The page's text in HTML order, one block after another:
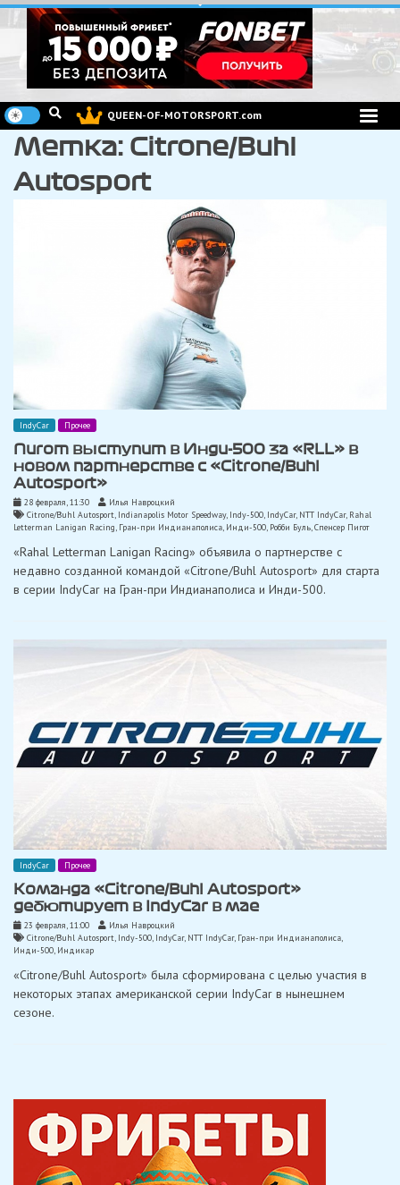
Перейти
к
содержимому
QUEEN-OF-MOTORSPORT.com
Метка: Citrone/Buhl
Autosport
IndyCar Прочее
Пигот выступит в Инди-500 за «RLL» в
новом партнерстве с «Citrone/Buhl
Autosport»
28 февраля, 11:30
Илья Навроцкий
Citrone/Buhl Autosport, Indianapolis Motor Speedway, Indy-500, IndyCar, NTT IndyCar, Rahal
Letterman Lanigan Racing, Гран-при Индианаполиса, Инди-500, Робби Буль,Спенсер Пигот
«Rahal Letterman Lanigan Racing» объявила о партнерстве с
недавно созданной командой «Citrone/Buhl Autosport» для старта
в серии IndyCar на Гран-при Индианаполиса и Инди-500.
IndyCar Прочее
Команда «Citrone/Buhl Autosport»
дебютирует в IndyCar в мае
23 февраля, 11:00
Илья Навроцкий
Citrone/Buhl Autosport, Indy-500, IndyCar, NTT IndyCar, Гран-при Индианаполиса
Инди-500, Индикар
«Citrone/Buhl Autosport» была сформирована с целью участия в
некоторых этапах американской серии IndyCar в нынешнем
сезоне.